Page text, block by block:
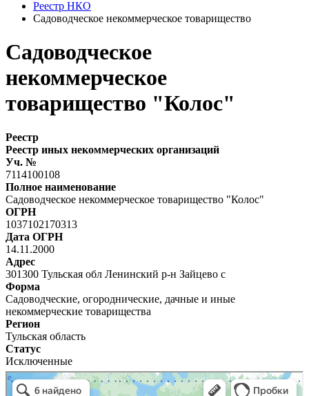
Реестр НКО
Садоводческое некоммерческое товарищество
Садоводческое
некоммерческое
товарищество "Колос"
Реестр
Реестр иных некоммерческих организаций
Уч. №
7114100108
Полное наименование
Садоводческое некоммерческое товарищество "Колос"
ОГРН
1037102170313
Дата ОГРН
14.11.2000
Адрес
301300 Тульская обл Ленинский р-н Зайцево с
Форма
Садоводческие, огороднические, дачные и иные
некоммерческие товарищества
Регион
Тульская область
Статус
Исключенные